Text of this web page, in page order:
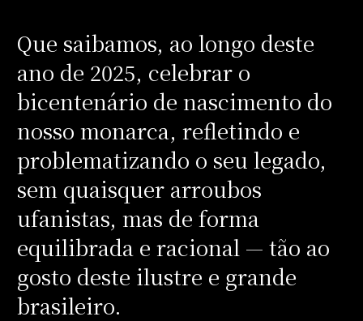
Que saibamos, ao longo deste
ano de 2025, celebrar o
bicentenário de nascimento do
nosso monarca, refletindo e
problematizando o seu legado,
sem quaisquer arroubos
ufanistas, mas de forma
equilibrada e racional — tão ao
gosto deste ilustre e grande
brasileiro.